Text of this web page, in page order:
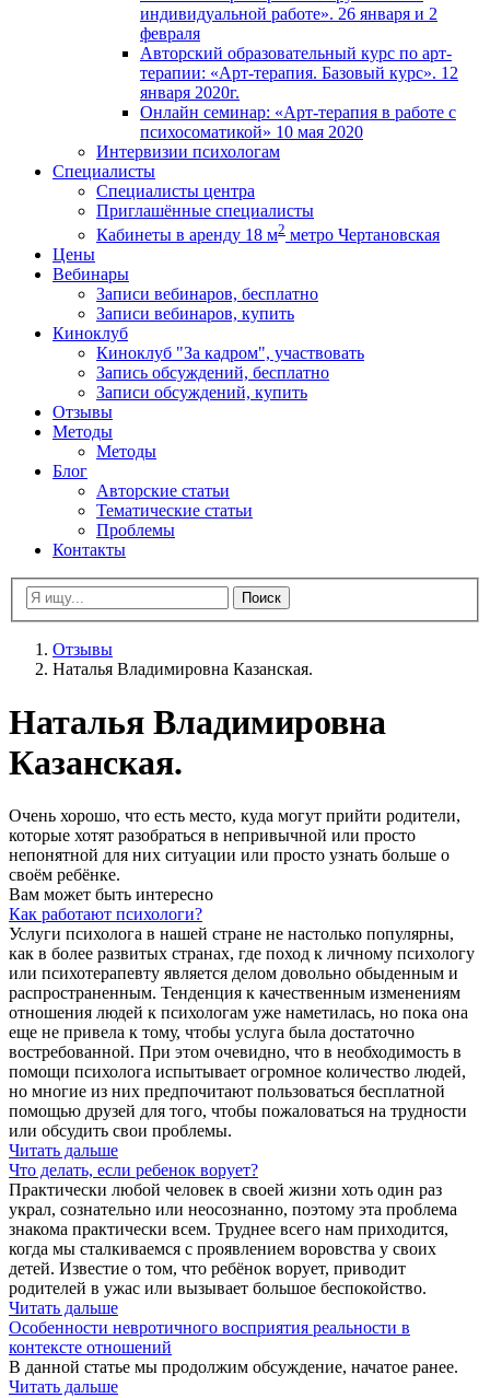
индивидуальной работе». 26 января и 2
февраля
Авторский образовательный курс по арт-
терапии: «Арт-терапия. Базовый курс». 12
января 2020г.
Онлайн семинар: «Арт-терапия в работе с
психосоматикой» 10 мая 2020
Интервизии психологам
Специалисты
Специалисты центра
Приглашённые специалисты
Кабинеты в аренду 18 м2 метро Чертановская
Цены
Вебинары
Записи вебинаров, бесплатно
Записи вебинаров, купить
Киноклуб
Киноклуб "За кадром", участвовать
Запись обсуждений, бесплатно
Записи обсуждений, купить
Отзывы
Методы
Методы
Блог
Авторские статьи
Тематические статьи
Проблемы
Контакты
Отзывы
Наталья Владимировна Казанская.
Наталья Владимировна
Казанская.
Очень хорошо, что есть место, куда могут прийти родители,
которые хотят разобраться в непривычной или просто
непонятной для них ситуации или просто узнать больше о
своём ребёнке.
Вам может быть интересно
Как работают психологи?
Услуги психолога в нашей стране не настолько популярны,
как в более развитых странах, где поход к личному психологу
или психотерапевту является делом довольно обыденным и
распространенным. Тенденция к качественным изменениям
отношения людей к психологам уже наметилась, но пока она
еще не привела к тому, чтобы услуга была достаточно
востребованной. При этом очевидно, что в необходимость в
помощи психолога испытывает огромное количество людей,
но многие из них предпочитают пользоваться бесплатной
помощью друзей для того, чтобы пожаловаться на трудности
или обсудить свои проблемы.
Читать дальше
Что делать, если ребенок ворует?
Практически любой человек в своей жизни хоть один раз
украл, сознательно или неосознанно, поэтому эта проблема
знакома практически всем. Труднее всего нам приходится,
когда мы сталкиваемся с проявлением воровства у своих
детей. Известие о том, что ребёнок ворует, приводит
родителей в ужас или вызывает большое беспокойство.
Читать дальше
Особенности невротичного восприятия реальности в
контексте отношений
В данной статье мы продолжим обсуждение, начатое ранее.
Читать дальше